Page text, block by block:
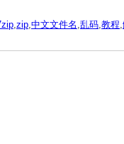
,zip,中文文件名 ,乱码,教程,